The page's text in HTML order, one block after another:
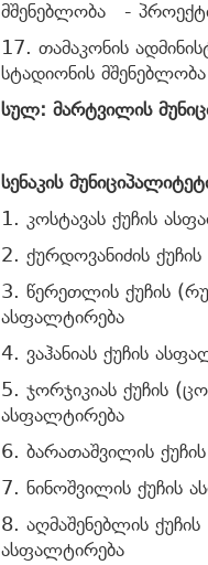
მშენებლობა -
17. თამაკონის
სტადიონის
სულ: მარტვილის
სენაკის
1. კოსტავას ქუჩის
2. ქურდოვანიძის
3. წერეთლის ქუჩის
ასფალტირება
4. ვაჰანიას ქუჩის
5. ჯორჯიკიას ქუჩის
ასფალტირება
6. ბარათაშვილის
7. ნინოშვილის ქუჩის
8. აღმაშენებლის
ასფალტირება